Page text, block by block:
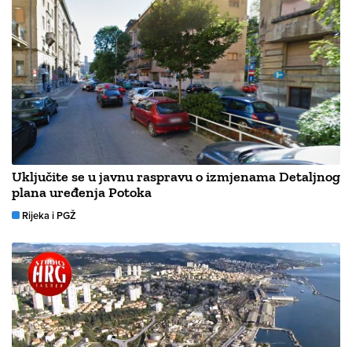
Uključite se u javnu raspravu o izmjenama Detaljnog
plana uređenja Potoka
Rijeka i PGŽ